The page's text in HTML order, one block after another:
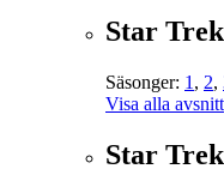
Star
Säsonger: 1 , 2,
Visa alla avsnitt
Star